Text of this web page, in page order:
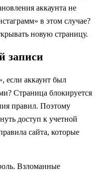
аккаунта не
в этом случае?
новую страницу.
записи
если аккаунт был
Страница блокируется
правил. Поэтому
доступ к учетной
сайта, которые
Взломанные